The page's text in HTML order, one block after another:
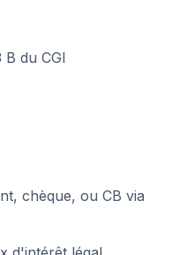
du CGI
chèque, ou CB via